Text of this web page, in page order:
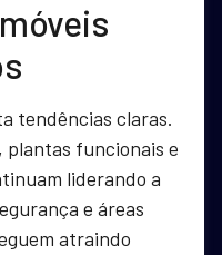
tendências claras.
plantas funcionais e
liderando a
e áreas
atraindo